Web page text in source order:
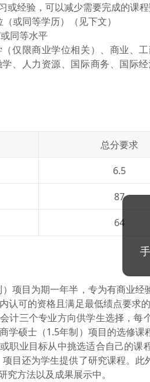
或经验，可以减少需要完成的课
或同等学历）（见下文）
同等水平
仅限商业学位相关）、商业、
、人力资源、国际商务、国际
总分要求
6.5
87
64
项目为期一年半，专为有商业
认可的资格且满足最低绩点要求
计三个专业方向供学生选择，
学硕士（1.5年制）项目的选修
职业目标从中挑选适合自己的
目还为学生提供了研究课程。
方法以及成果展示中。